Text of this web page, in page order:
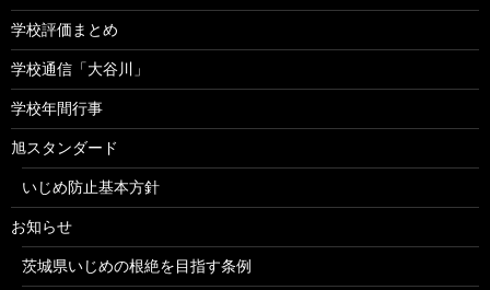
学校評価まとめ
学校通信「大谷川」
学校年間行事
旭スタンダード
いじめ防止基本方針
お知らせ
茨城県いじめの根絶を目指す条例